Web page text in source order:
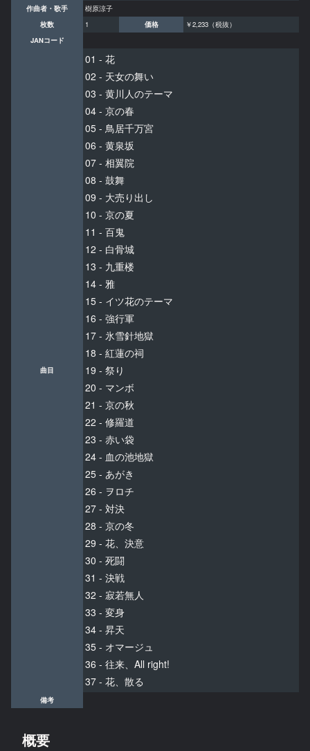
作曲者・歌手
樹原涼子
枚数
1 価格
￥2,233（税抜）
JANコード
曲目
01 - 花
02 - 天女の舞い
03 - 黄川人のテーマ
04 - 京の春
05 - 鳥居千万宮
06 - 黄泉坂
07 - 相翼院
08 - 鼓舞
09 - 大売り出し
10 - 京の夏
11 - 百鬼
12 - 白骨城
13 - 九重楼
14 - 雅
15 - イツ花のテーマ
16 - 強行軍
17 - 氷雪針地獄
18 - 紅蓮の祠
19 - 祭り
20 - マンボ
21 - 京の秋
22 - 修羅道
23 - 赤い袋
24 - 血の池地獄
25 - あがき
26 - ヲロチ
27 - 対決
28 - 京の冬
29 - 花、決意
30 - 死闘
31 - 決戦
32 - 寂若無人
33 - 変身
34 - 昇天
35 - オマージュ
36 - 往来、All right!
37 - 花、散る
備考
概要